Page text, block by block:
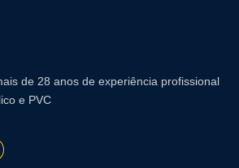
de 28 anos de experiência profissional
e PVC